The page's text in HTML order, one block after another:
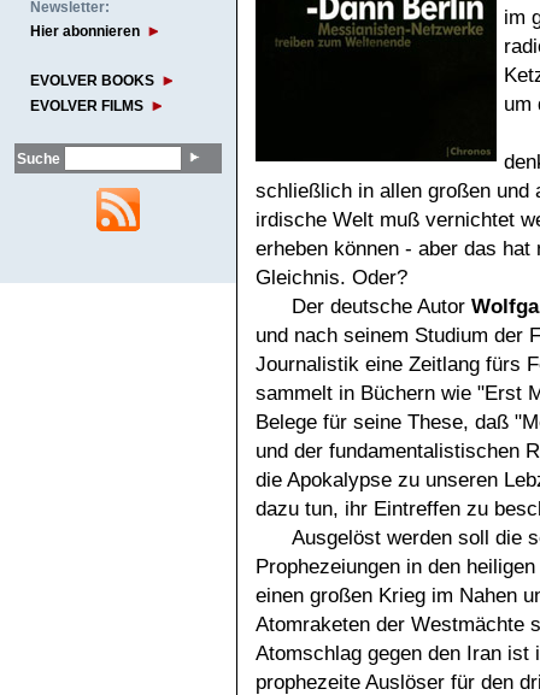
Newsletter:
Hier abonnieren
EVOLVER BOOKS
EVOLVER FILMS
Suche
im
um
schließlich in allen großen und
irdische Welt muß vernichtet
erheben können - aber das
Gleichnis. Oder?
Der deutsche Autor
und nach seinem Studium der
Journalistik eine Zeitlang fürs
sammelt in Büchern wie "Erst
Belege für seine These, daß
und der fundamentalistischen
die Apokalypse zu unseren
dazu tun, ihr Eintreffen zu
Ausgelöst werden soll die
Prophezeiungen in den
einen großen Krieg im Nahen
Atomraketen der Westmächte
Atomschlag gegen den Iran ist
prophezeite Auslöser für den